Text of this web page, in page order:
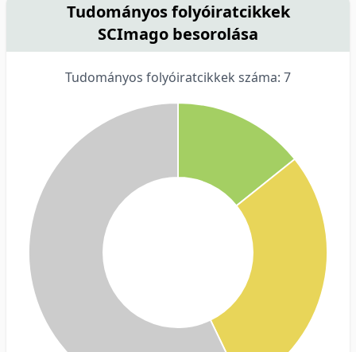
Tudományos folyóiratcikkek
SCImago besorolása
Tudományos folyóiratcikkek száma: 7